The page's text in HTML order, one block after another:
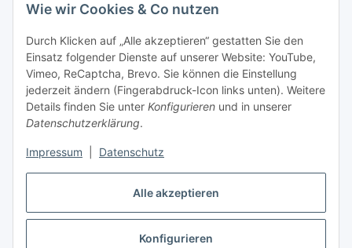
Alle akzeptieren
Konfigurieren
Wie wir Cookies & Co nutzen
Durch Klicken auf „Alle akzeptieren“ gestatten Sie den
Einsatz folgender Dienste auf unserer Website: YouTube,
Vimeo, ReCaptcha, Brevo. Sie können die Einstellung
jederzeit ändern (Fingerabdruck-Icon links unten). Weitere
Details finden Sie unter Konfigurieren und in unserer
Datenschutzerklärung.
Impressum Datenschutz
Vertrag widerrufen